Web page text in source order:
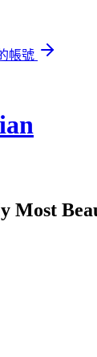
帳號
Most